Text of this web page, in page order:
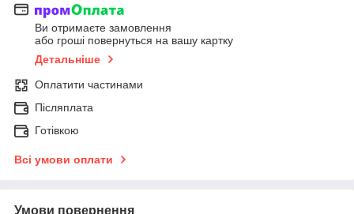
Ви отримаєте замовлення
або гроші повернуться на вашу картку
Детальніше
Оплатити частинами
Післяплата
Готівкою
Всі умови оплати
Умови повернення